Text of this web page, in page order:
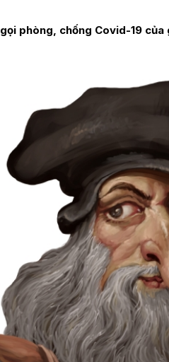
phòng, chống Covid-19 của